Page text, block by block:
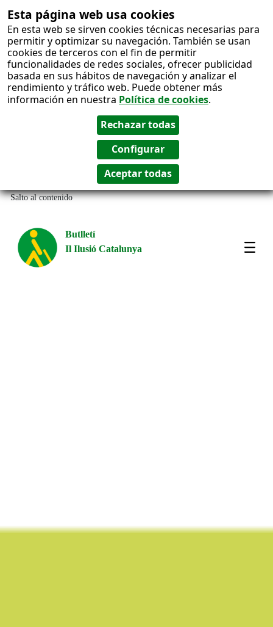
Esta página web usa cookies
En esta web se sirven cookies técnicas necesarias para
permitir y optimizar su navegación. También se usan
cookies de terceros con el fin de permitir
funcionalidades de redes sociales, ofrecer publicidad
basada en sus hábitos de navegación y analizar el
rendimiento y tráfico web. Puede obtener más
información en nuestra Política de cookies.
Salto al contenido
Butlletí
Il Ilusió Catalunya